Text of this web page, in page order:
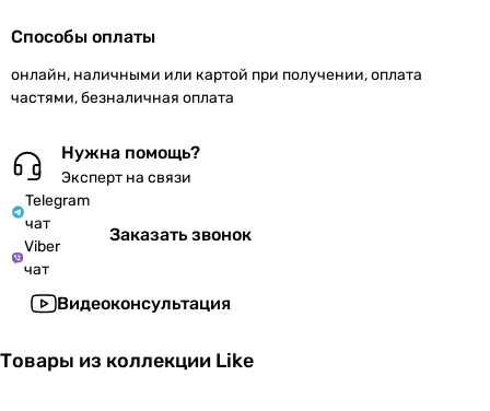
Способы оплаты
онлайн, наличными или картой при получении, оплата
частями, безналичная оплата
Нужна помощь?
Эксперт на связи
Telegram
чат
Viber
чат
Заказать звонок
Видеоконсультация
Товары из коллекции Like